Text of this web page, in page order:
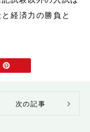
経済力の勝負と
次の記事